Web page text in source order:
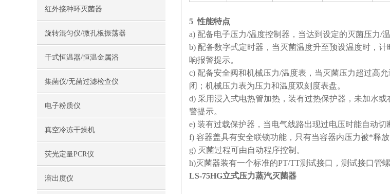
红外接种环灭菌器
旋转混匀仪/微孔板振荡器
干式恒温器/恒温金属浴
集菌仪/无菌过滤检查仪
电子粉质仪
真空冷冻干燥机
荧光定量PCR仪
溶出度仪
5 性能特点
a) 配备电子压力/温度控制器，当达到设定的灭菌压力/
b) 配备数字式定时器，当灭菌温度升至预设温度时，
响报警提示。
c) 配备安全阀和机械压力/温度表，当灭菌压力超过高
闭；机械压力表为压力和温度双刻度表盘。
d) 采用浸入式电热管加热，装有过热保护器，未加水
警提示。
e) 装有过载保护器，当电气线路出现过电压时能自动切
f) 容器盖具有安全联锁功能，只有当容器内压力被*释
g) 灭菌过程可由自动程序控制。
h)灭菌器装有一个标准的PT/TT测试接口，测试接口管
LS-75HG立式压力蒸汽灭菌器